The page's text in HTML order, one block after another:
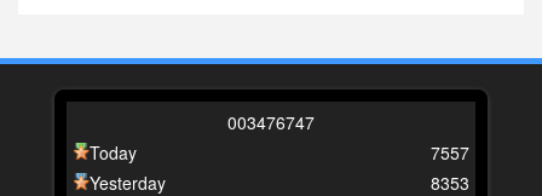
003476747
Today
Yesterday
7557
8353